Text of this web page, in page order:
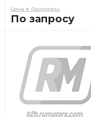
Цена в Ярославль
По запросу